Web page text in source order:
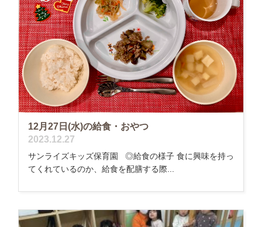
12月27日(水)の給食・おやつ
2023.12.27
サンライズキッズ保育園 ◎給食の様子 食に興味を持っ
てくれているのか、給食を配膳する際...